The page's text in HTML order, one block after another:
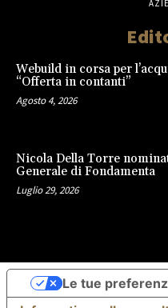
Webuild in corsa per
“Offerta in contanti”
Agosto 4, 2026
Nicola Della Torre
Generale di Fondamenta
Luglio 29, 2026
Le tue